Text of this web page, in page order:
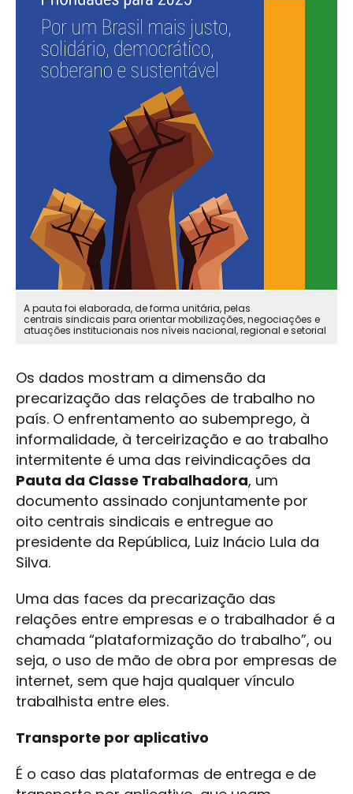
A pauta foi elaborada, de forma unitária, pelas
centrais sindicais para orientar mobilizações, negociações e
atuações institucionais nos níveis nacional, regional e setorial
Os dados mostram a dimensão da
precarização das relações de trabalho no
país. O enfrentamento ao subemprego, à
informalidade, à terceirização e ao trabalho
intermitente é uma das reivindicações da
Pauta da Classe Trabalhadora, um
documento assinado conjuntamente por
oito centrais sindicais e entregue ao
presidente da República, Luiz Inácio Lula da
Silva.
Uma das faces da precarização das
relações entre empresas e o trabalhador é a
chamada “plataformização do trabalho”, ou
seja, o uso de mão de obra por empresas de
internet, sem que haja qualquer vínculo
trabalhista entre eles.
Transporte por aplicativo
É o caso das plataformas de entrega e de